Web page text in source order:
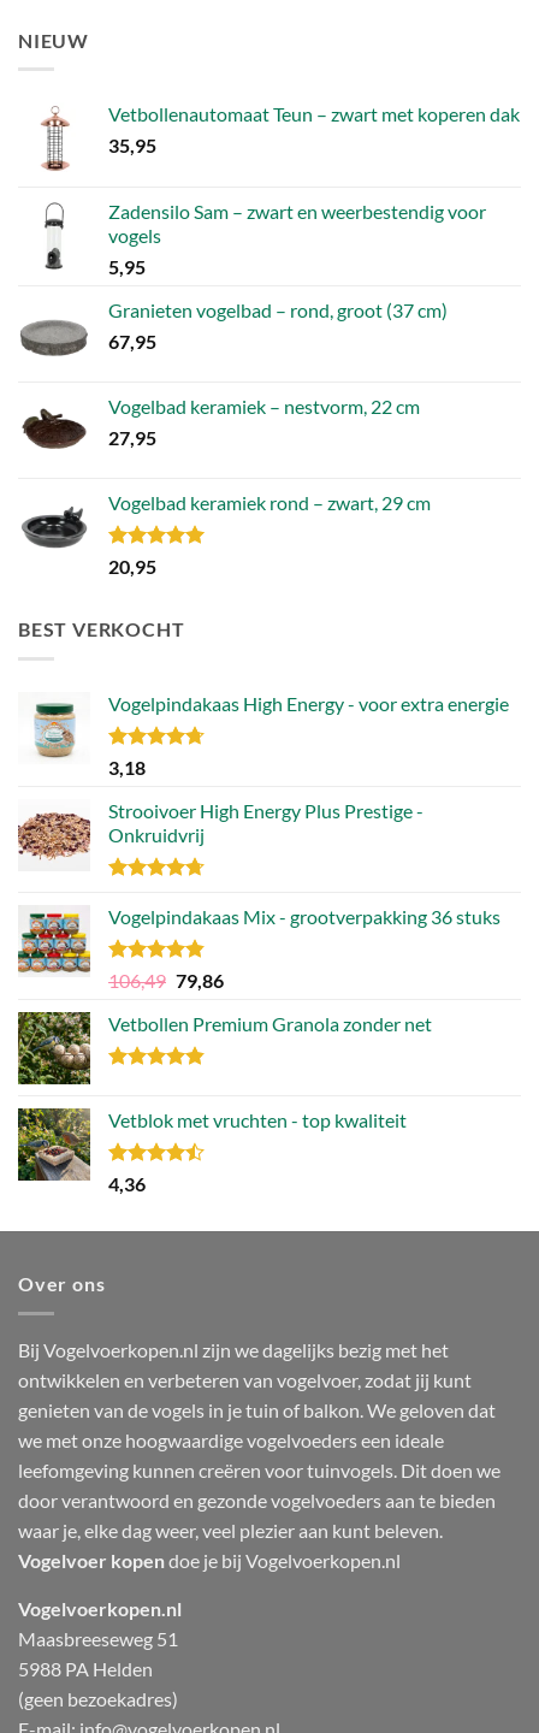
NIEUW
Vetbollenautomaat Teun – zwart met koperen dak
35,95
Zadensilo Sam – zwart en weerbestendig voor
vogels
5,95
Granieten vogelbad – rond, groot (37 cm)
67,95
Vogelbad keramiek – nestvorm, 22 cm
27,95
Vogelbad keramiek rond – zwart, 29 cm
Gewaardeerd
5.00
20,95
BEST VERKOCHT
Vogelpindakaas High Energy - voor extra energie
Gewaardeerd
4.70
3,18
Strooivoer High Energy Plus Prestige -
Onkruidvrij
4.71uit 5
Vogelpindakaas Mix - grootverpakking 36 stuks
Gewaardeerd
uit 5
106,49 Oorspronkelijke
was:
106,49.
79,86Huidige
is:
Vetbollen Premium Granola zonder net
Vetblok met vruchten - top kwaliteit
Gewaardeerd
4.44
4,36
Over ons
Bij Vogelvoerkopen.nl zijn we dagelijks bezig met het
ontwikkelen en verbeteren van vogelvoer, zodat jij kunt
genieten van de vogels in je tuin of balkon. We geloven dat
we met onze hoogwaardige vogelvoeders een ideale
leefomgeving kunnen creëren voor tuinvogels. Dit doen we
door verantwoord en gezonde vogelvoeders aan te bieden
waar je, elke dag weer, veel plezier aan kunt beleven.
Vogelvoer kopendoe je bij Vogelvoerkopen.nl
Vogelvoerkopen.nl
Maasbreeseweg 51
5988 PA Helden
(geen bezoekadres)
E-mail: info@vogelvoerkopen.nl